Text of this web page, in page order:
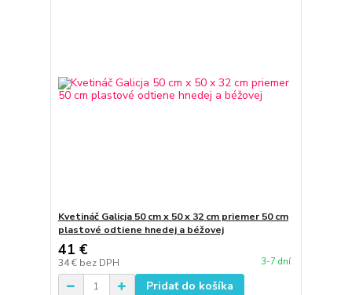
Kvetináč Galicja 50 cm x 50 x 32 cm priemer 50 cm
plastové odtiene hnedej a béžovej
41 €
34 € bez DPH 3-7 dní
Pridať do košíka